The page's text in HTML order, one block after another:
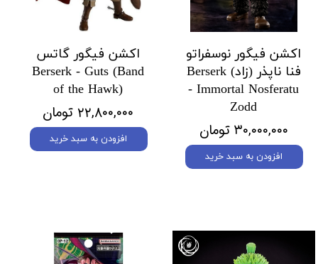
اکشن فیگور نوسفراتو
فنا ناپذر (زاد) Berserk
- Immortal Nosferatu
Zodd
۳۰,۰۰۰,۰۰۰ تومان
افزودن به سبد خرید
اکشن فیگور گاتس
Berserk - Guts (Band
of the Hawk)
۲۲,۸۰۰,۰۰۰ تومان
افزودن به سبد خرید